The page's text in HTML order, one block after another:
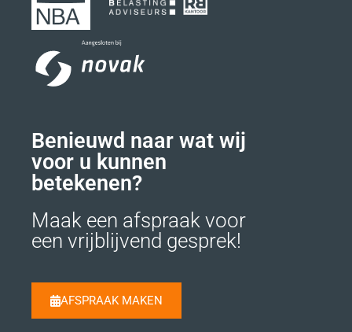
Benieuwd naar wat wij
voor u kunnen
betekenen?
Maak een afspraak voor
een vrijblijvend gesprek!
AFSPRAAK MAKEN